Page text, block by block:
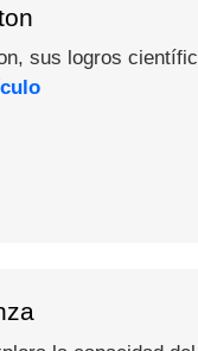
sus logros